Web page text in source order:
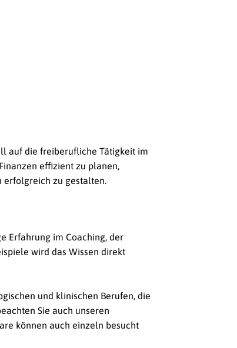
auf die freiberufliche Tätigkeit im
effizient zu planen,
erfolgreich zu gestalten.
Erfahrung im Coaching, der
wird das Wissen direkt
und klinischen Berufen, die
Sie auch unseren
können auch einzeln besucht